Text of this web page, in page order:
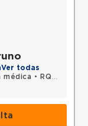
Ver todas
médica •
RQE 45223 - Pneumologia